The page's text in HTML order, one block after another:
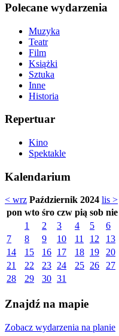
Polecane wydarzenia
Muzyka
Teatr
Film
Książki
Sztuka
Inne
Historia
Repertuar
Kino
Spektakle
Kalendarium
< wrz Październik 2024 lis >
pon wto śro czw pią sob nie
1
2 3 4 5
6
7
8 9 10 11 12
13
14
15 16 17 18 19
20
21
22 23 24 25 26
27
28
29 30 31
Znajdź na mapie
Zobacz wydarzenia na planie